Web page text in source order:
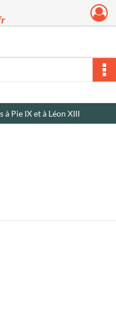
d'Alès
Pie IX et à Léon XIII